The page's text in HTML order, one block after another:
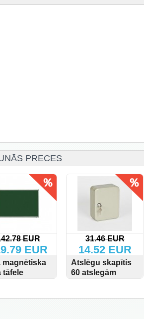
PRECES
EUR
EUR
skapītis
41.14 EUR
18.15 EUR
Atslēgu skapītis
108 atslegām